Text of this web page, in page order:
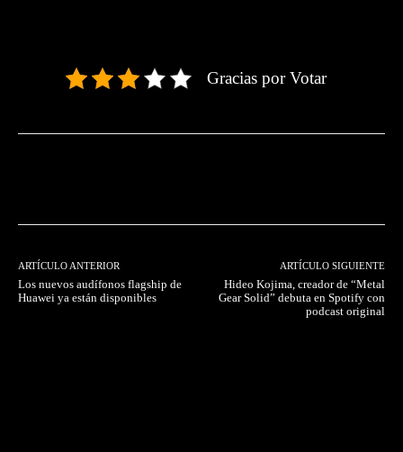
Gracias por Votar
ARTÍCULO ANTERIOR
Los nuevos audífonos flagship de
Huawei ya están disponibles
ARTÍCULO SIGUIENTE
Hideo Kojima, creador de “Metal
Gear Solid” debuta en Spotify con
podcast original